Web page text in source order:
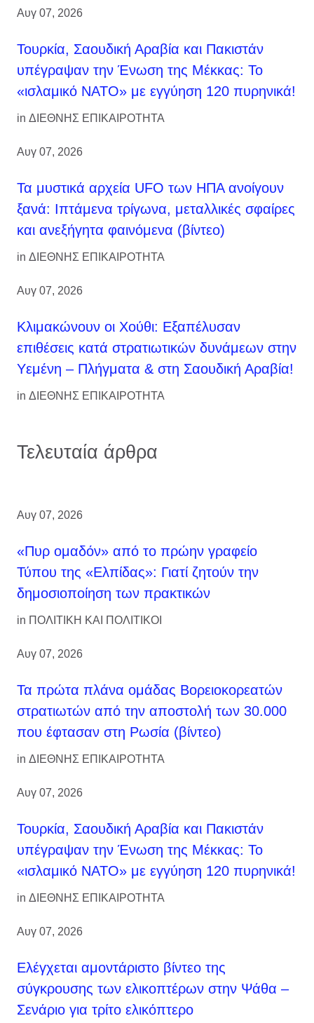
Αυγ 07, 2026
Τουρκία, Σαουδική Αραβία και Πακιστάν
υπέγραψαν την Ένωση της Μέκκας: Το
«ισλαμικό ΝΑΤΟ» με εγγύηση 120 πυρηνικά!
in ΔΙΕΘΝΗΣ ΕΠΙΚΑΙΡΟΤΗΤΑ
Αυγ 07, 2026
Τα μυστικά αρχεία UFO των ΗΠΑ ανοίγουν
ξανά: Ιπτάμενα τρίγωνα, μεταλλικές σφαίρες
και ανεξήγητα φαινόμενα (βίντεο)
in ΔΙΕΘΝΗΣ ΕΠΙΚΑΙΡΟΤΗΤΑ
Αυγ 07, 2026
Κλιμακώνουν οι Χούθι: Eξαπέλυσαν
επιθέσεις κατά στρατιωτικών δυνάμεων στην
Υεμένη – Πλήγματα & στη Σαουδική Αραβία!
in ΔΙΕΘΝΗΣ ΕΠΙΚΑΙΡΟΤΗΤΑ
Τελευταία άρθρα
Αυγ 07, 2026
«Πυρ ομαδόν» από το πρώην γραφείο
Τύπου της «Ελπίδας»: Γιατί ζητούν την
δημοσιοποίηση των πρακτικών
in ΠΟΛΙΤΙΚΗ ΚΑΙ ΠΟΛΙΤΙΚΟΙ
Αυγ 07, 2026
Τα πρώτα πλάνα ομάδας Βορειοκορεατών
στρατιωτών από την αποστολή των 30.000
που έφτασαν στη Ρωσία (βίντεο)
in ΔΙΕΘΝΗΣ ΕΠΙΚΑΙΡΟΤΗΤΑ
Αυγ 07, 2026
Τουρκία, Σαουδική Αραβία και Πακιστάν
υπέγραψαν την Ένωση της Μέκκας: Το
«ισλαμικό ΝΑΤΟ» με εγγύηση 120 πυρηνικά!
in ΔΙΕΘΝΗΣ ΕΠΙΚΑΙΡΟΤΗΤΑ
Αυγ 07, 2026
Ελέγχεται αμοντάριστο βίντεο της
σύγκρουσης των ελικοπτέρων στην Ψάθα –
Σενάριο για τρίτο ελικόπτερο